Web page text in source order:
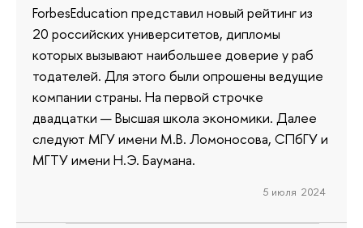
ForbesEducation представил новый рейтинг из
20 российских университетов, дипломы
которых вызывают наибольшее доверие у раб
тодателей. Для этого были опрошены ведущие
компании страны. На первой строчке
двадцатки — Высшая школа экономики. Далее
следуют МГУ имени М.В. Ломоносова, СПбГУ и
МГТУ имени Н.Э. Баумана.
5 июля 2024